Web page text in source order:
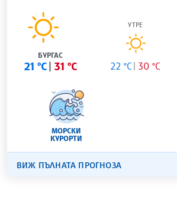
БУРГАС
21 °C 31 °C
УТРЕ
22 °C 30 °C
МОРСКИ
КУРОРТИ
ВИЖ ПЪЛНАТА ПРОГНОЗА